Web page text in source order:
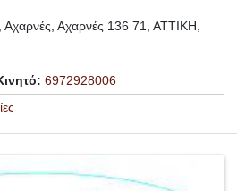
Αχαρνές 136 71, ΑΤΤΙΚΗ,
6972928006